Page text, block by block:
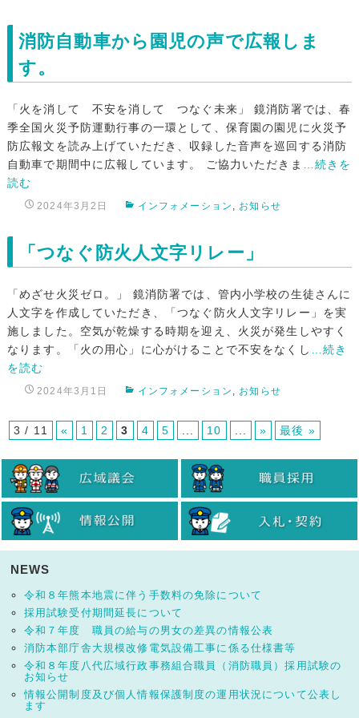
消防自動車から園児の声で広報しま
す。
「火を消して 不安を消して つなぐ未来」 鏡消防署では、春
季全国火災予防運動行事の一環として、保育園の園児に火災予
防広報文を読み上げていただき、収録した音声を巡回する消防
自動車で期間中に広報しています。 ご協力いただきま …続きを
読む
2024年3月2日 インフォメーション , お知らせ
「つなぐ防火人文字リレー」
「めざせ火災ゼロ。」 鏡消防署では、管内小学校の生徒さんに
人文字を作成していただき、「つなぐ防火人文字リレー」を実
施しました。空気が乾燥する時期を迎え、火災が発生しやすく
なります。「火の用心」に心がけることで不安をなくし
…続き
を読む
2024年3月1日 インフォメーション お知らせ
3 / 11 « 1 2 3 4 5 10 » 最後 »
NEWS
令和８年熊本地震に伴う手数料の免除について
採用試験受付期間延長について
令和７年度 職員の給与の男女の差異の情報公表
消防本部庁舎大規模改修電気設備工事に係る仕様書等
令和８年度八代広域行政事務組合職員（消防職員）採用試験の
お知らせ
情報公開制度及び個人情報保護制度の運用状況について公表し
ます